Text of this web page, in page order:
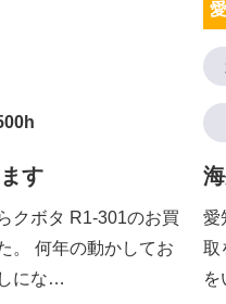
す
クボタ R1-301のお買
。 何年の動かしてお
にな…
愛
取